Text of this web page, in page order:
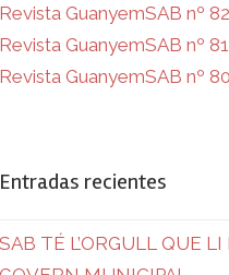
Revista GuanyemSAB nº 82
Revista GuanyemSAB nº 81
Revista GuanyemSAB nº 80
Entradas recientes
SAB TÉ L’ORGULL QUE LI